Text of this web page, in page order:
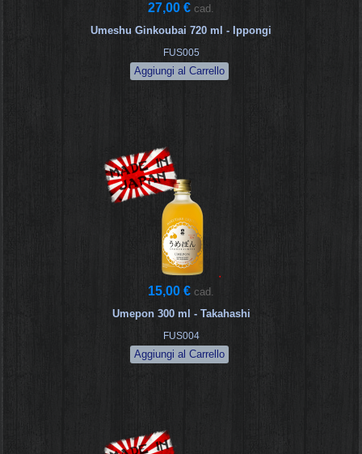
27,00 € cad.
Umeshu Ginkoubai 720 ml - Ippongi
FUS005
15,00 € cad.
Umepon 300 ml - Takahashi
FUS004